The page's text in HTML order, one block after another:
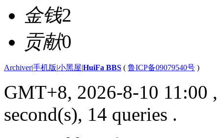
金钱2
贡献0
Archiver|手机版|小黑屋|HuiFa BBS ( 鲁ICP备09079540号 )
GMT+8, 2026-8-10 11:00
second(s), 14 queries .